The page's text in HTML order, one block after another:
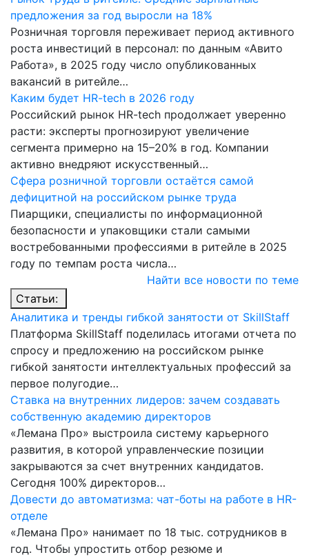
предложения за год выросли на 18%
Розничная торговля переживает период активного
роста инвестиций в персонал: по данным «Авито
Работа», в 2025 году число опубликованных
вакансий в ритейле…
Каким будет HR-tech в 2026 году
Российский рынок HR-tech продолжает уверенно
расти: эксперты прогнозируют увеличение
сегмента примерно на 15–20% в год. Компании
активно внедряют искусственный…
Сфера розничной торговли остаётся самой
дефицитной на российском рынке труда
Пиарщики, специалисты по информационной
безопасности и упаковщики стали самыми
востребованными профессиями в ритейле в 2025
году по темпам роста числа…
Найти все новости по теме
Статьи:
Аналитика и тренды гибкой занятости от SkillStaff
Платформа SkillStaff поделилась итогами отчета по
спросу и предложению на российском рынке
гибкой занятости интеллектуальных профессий за
первое полугодие…
Ставка на внутренних лидеров: зачем создавать
собственную академию директоров
«Лемана Про» выстроила систему карьерного
развития, в которой управленческие позиции
закрываются за счет внутренних кандидатов.
Сегодня 100% директоров…
Довести до автоматизма: чат-боты на работе в HR-
отделе
«Лемана Про» нанимает по 18 тыс. сотрудников в
год. Чтобы упростить отбор резюме и